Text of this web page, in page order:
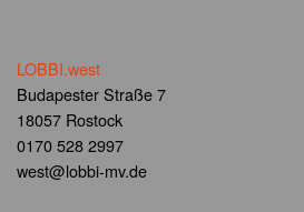
LOBBI.west
Budapester Straße 7
18057 Rostock
0170 528 2997
west@lobbi-mv.de